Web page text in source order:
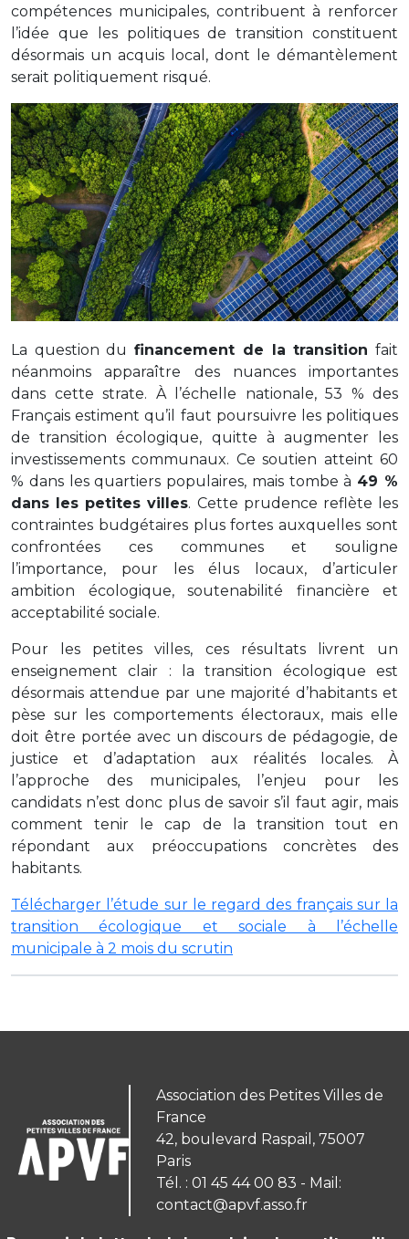
compétences municipales, contribuent à renforcer
l’idée que les politiques de transition constituent
désormais un acquis local, dont le démantèlement
serait politiquement risqué.
La question dufinancement de la transition fait
néanmoins apparaître des nuances importantes
dans cette strate. À l’échelle nationale, 53 % des
Français estiment qu’il faut poursuivre les politiques
de transition écologique, quitte à augmenter les
investissements communaux. Ce soutien atteint 60
% dans les quartiers populaires, mais tombe à 49 %
dans les petites villes. Cette prudence reflète les
contraintes budgétaires plus fortes auxquelles sont
confrontées ces communes et souligne
l’importance, pour les élus locaux, d’articuler
ambition écologique, soutenabilité financière et
acceptabilité sociale.
Pour les petites villes, ces résultats livrent un
enseignement clair : la transition écologique est
désormais attendue par une majorité d’habitants et
pèse sur les comportements électoraux, mais elle
doit être portée avec un discours de pédagogie, de
justice et d’adaptation aux réalités locales. À
l’approche des municipales, l’enjeu pour les
candidats n’est donc plus de savoir s’il faut agir, mais
comment tenir le cap de la transition tout en
répondant aux préoccupations concrètes des
habitants.
Télécharger l’étude sur le regard des français sur la
transition écologique et sociale à l’échelle
municipale à 2 mois du scrutin
Association des Petites Villes de
France
42, boulevard Raspail, 75007
Paris
Tél. : 01 45 44 00 83 - Mail:
contact@apvf.asso.fr